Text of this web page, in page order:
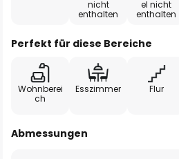
nicht
enthalten
el nicht
enthalten
Perfekt für diese Bereiche
Wohnberei
ch
Esszimmer Flur
Abmessungen